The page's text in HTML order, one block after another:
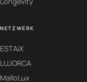
NETZWERK
ESTAiX
LUJORCA
MalloLux